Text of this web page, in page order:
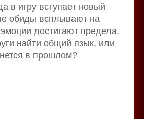
в игру вступает новый
обиды всплывают на
достигают предела.
найти общий язык, или
в прошлом?